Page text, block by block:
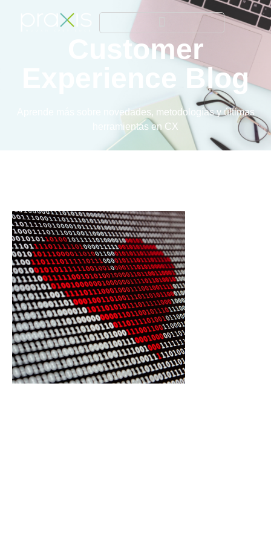
Customer
Experience Blog
Aprende más sobre novedades, metodologías y últimas
herramientas en CX